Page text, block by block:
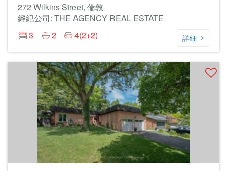
272 Wilkins Street, 倫敦
經紀公司: THE AGENCY REAL ESTATE
3
2 4(2+2) 詳細